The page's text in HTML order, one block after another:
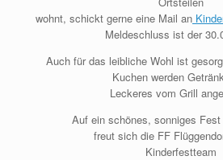
wohnt, schickt gerne eine Mail an
Meldeschluss ist der
Auch für das leibliche Wohl ist
Kuchen werden
Leckeres vom Grill
Auf ein schönes, sonniges
freut sich die FF
Kinderfestteam